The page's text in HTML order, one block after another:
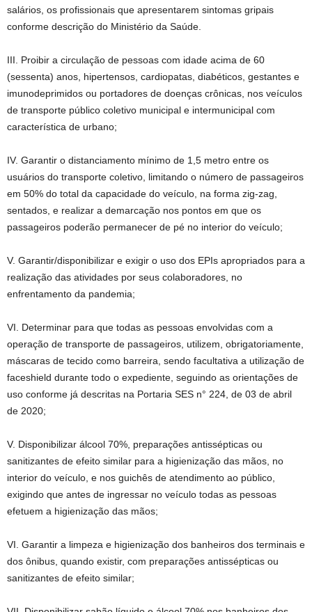
salários, os profissionais que apresentarem sintomas gripais
conforme descrição do Ministério da Saúde.
III. Proibir a circulação de pessoas com idade acima de 60
(sessenta) anos, hipertensos, cardiopatas, diabéticos, gestantes e
imunodeprimidos ou portadores de doenças crônicas, nos veículos
de transporte público coletivo municipal e intermunicipal com
característica de urbano;
IV. Garantir o distanciamento mínimo de 1,5 metro entre os
usuários do transporte coletivo, limitando o número de passageiros
em 50% do total da capacidade do veículo, na forma zig-zag,
sentados, e realizar a demarcação nos pontos em que os
passageiros poderão permanecer de pé no interior do veículo;
V. Garantir/disponibilizar e exigir o uso dos EPIs apropriados para a
realização das atividades por seus colaboradores, no
enfrentamento da pandemia;
VI. Determinar para que todas as pessoas envolvidas com a
operação de transporte de passageiros, utilizem, obrigatoriamente,
máscaras de tecido como barreira, sendo facultativa a utilização de
faceshield durante todo o expediente, seguindo as orientações de
uso conforme já descritas na Portaria SES n° 224, de 03 de abril
de 2020;
V. Disponibilizar álcool 70%, preparações antissépticas ou
sanitizantes de efeito similar para a higienização das mãos, no
interior do veículo, e nos guichês de atendimento ao público,
exigindo que antes de ingressar no veículo todas as pessoas
efetuem a higienização das mãos;
VI. Garantir a limpeza e higienização dos banheiros dos terminais e
dos ônibus, quando existir, com preparações antissépticas ou
sanitizantes de efeito similar;